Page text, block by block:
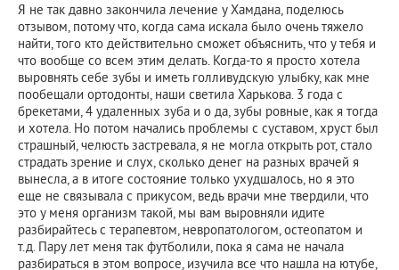
Я не так давно закончила лечение у Хамдана, поделюсь
отзывом, потому что, когда сама искала было очень тяжело
найти, того кто действительно сможет объяснить, что у тебя и
что вообще со всем этим делать. Когда-то я просто хотела
выровнять себе зубы и иметь голливудскую улыбку, как мне
пообещали ортодонты, наши светила Харькова. 3 года с
брекетами, 4 удаленных зуба и о да, зубы ровные, как я тогда
и хотела. Но потом начались проблемы с суставом, хруст был
страшный, челюсть застревала, я не могла открыть рот, стало
страдать зрение и слух, сколько денег на разных врачей я
вынесла, а в итоге состояние только ухудшалось, но я это
еще не связывала с прикусом, ведь врачи мне твердили, что
это у меня организм такой, мы вам выровняли идите
разбирайтесь с терапевтом, невропатологом, остеопатом и
т.д. Пару лет меня так футболили, пока я сама не начала
разбираться в этом вопросе, изучила все что нашла на ютубе,